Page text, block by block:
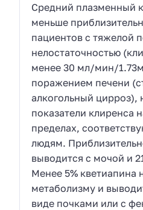
Средний плазменный
меньше
пациентов с тяжелой
нелостаточностью
менее 30 мл/мин/
поражением печени
алкогольный цирроз),
показатели клиренса
пределах,
людям.
выводится с мочой и
Менее 5% кветиапина
метаболизму и
виде почками или с